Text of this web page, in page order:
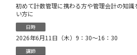
初めて計数管理に携わる方や管理会計の知識
い方に
日時
2026年6月11日（木）9：30〜16：30
講師